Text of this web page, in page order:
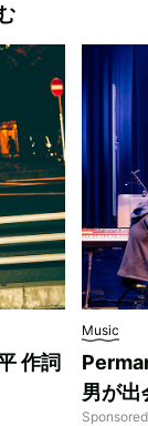
作詞
Music
男が出